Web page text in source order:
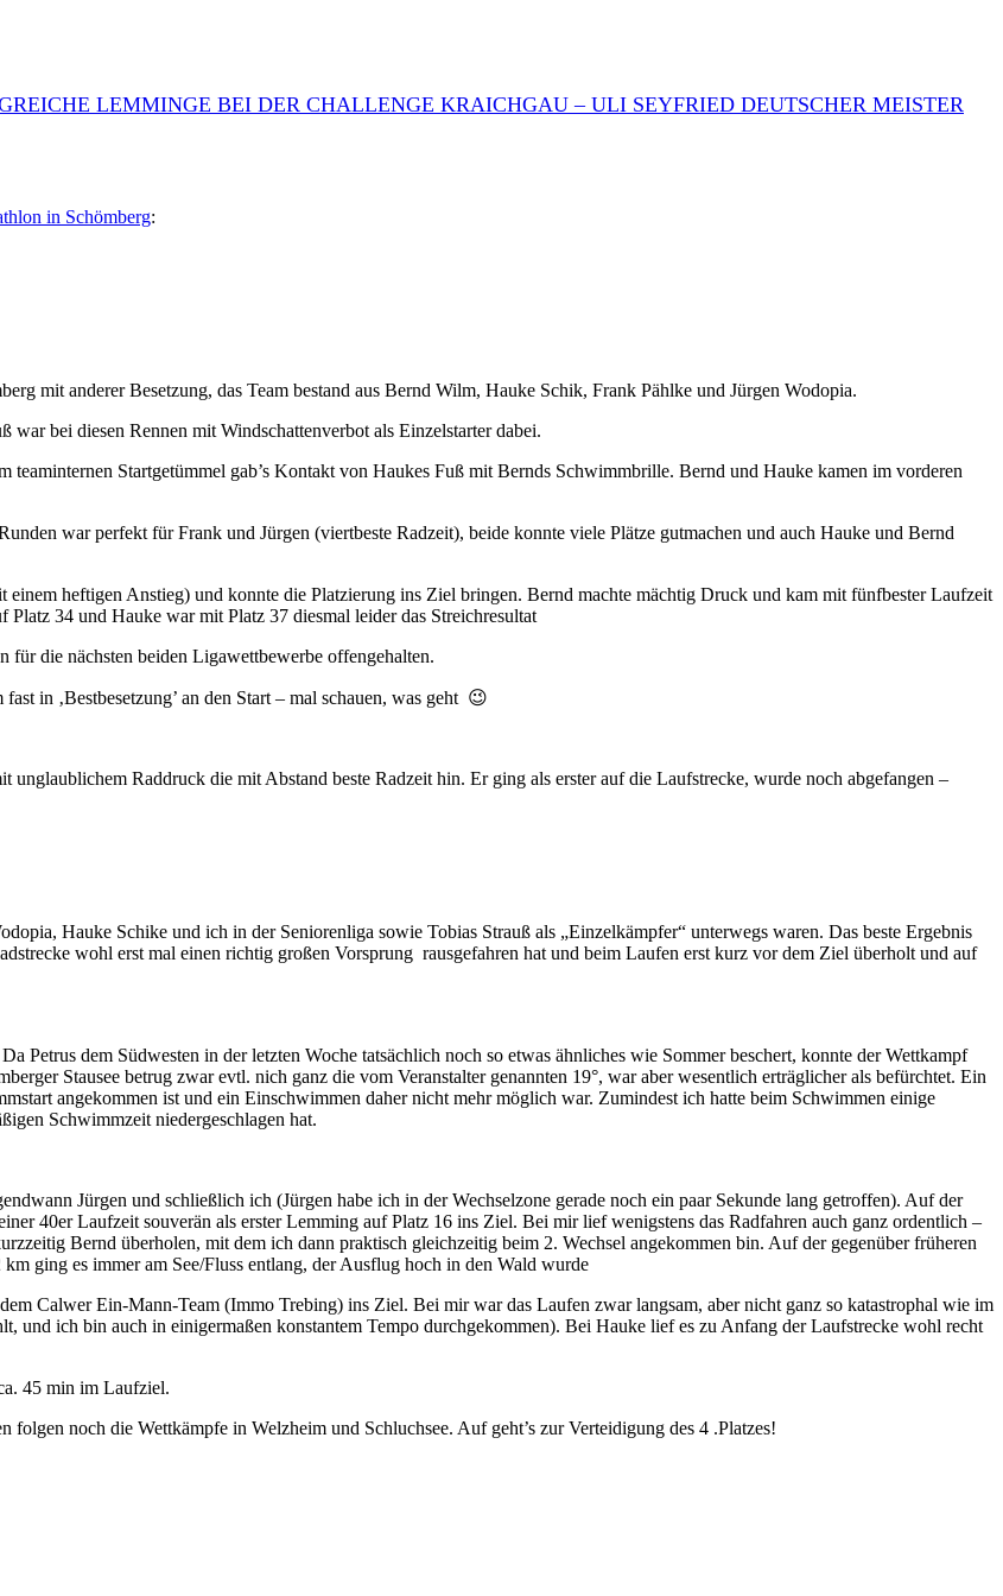
LEMMINGE BEI DER CHALLENGE KRAICHGAU – ULI SEYFRIED DEUTSCHER MEISTER
in Schömberg:
mit anderer Besetzung, das Team bestand aus Bernd Wilm, Hauke Schik, Frank Pählke und Jürgen Wodopia.
bei diesen Rennen mit Windschattenverbot als Einzelstarter dabei.
Startgetümmel gab’s Kontakt von Haukes Fuß mit Bernds Schwimmbrille. Bernd und Hauke kamen im vorderen
war perfekt für Frank und Jürgen (viertbeste Radzeit), beide konnte viele Plätze gutmachen und auch Hauke und Bernd
heftigen Anstieg) und konnte die Platzierung ins Ziel bringen. Bernd machte mächtig Druck und kam mit fünfbester Laufzeit
34 und Hauke war mit Platz 37 diesmal leider das Streichresultat
die nächsten beiden Ligawettbewerbe offengehalten.
in ‚Bestbesetzung’ an den Start – mal schauen, was geht 😉
Raddruck die mit Abstand beste Radzeit hin. Er ging als erster auf die Laufstrecke, wurde noch abgefangen –
Hauke Schike und ich in der Seniorenliga sowie Tobias Strauß als „Einzelkämpfer“ unterwegs waren. Das beste Ergebnis
wohl erst mal einen richtig großen Vorsprung rausgefahren hat und beim Laufen erst kurz vor dem Ziel überholt und auf
Petrus dem Südwesten in der letzten Woche tatsächlich noch so etwas ähnliches wie Sommer beschert, konnte der Wettkampf
Stausee betrug zwar evtl. nich ganz die vom Veranstalter genannten 19°, war aber wesentlich erträglicher als befürchtet. Ein
angekommen ist und ein Einschwimmen daher nicht mehr möglich war. Zumindest ich hatte beim Schwimmen einige
Schwimmzeit niedergeschlagen hat.
Jürgen und schließlich ich (Jürgen habe ich in der Wechselzone gerade noch ein paar Sekunde lang getroffen). Auf der
40er Laufzeit souverän als erster Lemming auf Platz 16 ins Ziel. Bei mir lief wenigstens das Radfahren auch ganz ordentlich –
Bernd überholen, mit dem ich dann praktisch gleichzeitig beim 2. Wechsel angekommen bin. Auf der gegenüber früheren
ging es immer am See/Fluss entlang, der Ausflug hoch in den Wald wurde
Calwer Ein-Mann-Team (Immo Trebing) ins Ziel. Bei mir war das Laufen zwar langsam, aber nicht ganz so katastrophal wie im
und ich bin auch in einigermaßen konstantem Tempo durchgekommen). Bei Hauke lief es zu Anfang der Laufstrecke wohl recht
45 min im Laufziel.
noch die Wettkämpfe in Welzheim und Schluchsee. Auf geht’s zur Verteidigung des 4 .Platzes!